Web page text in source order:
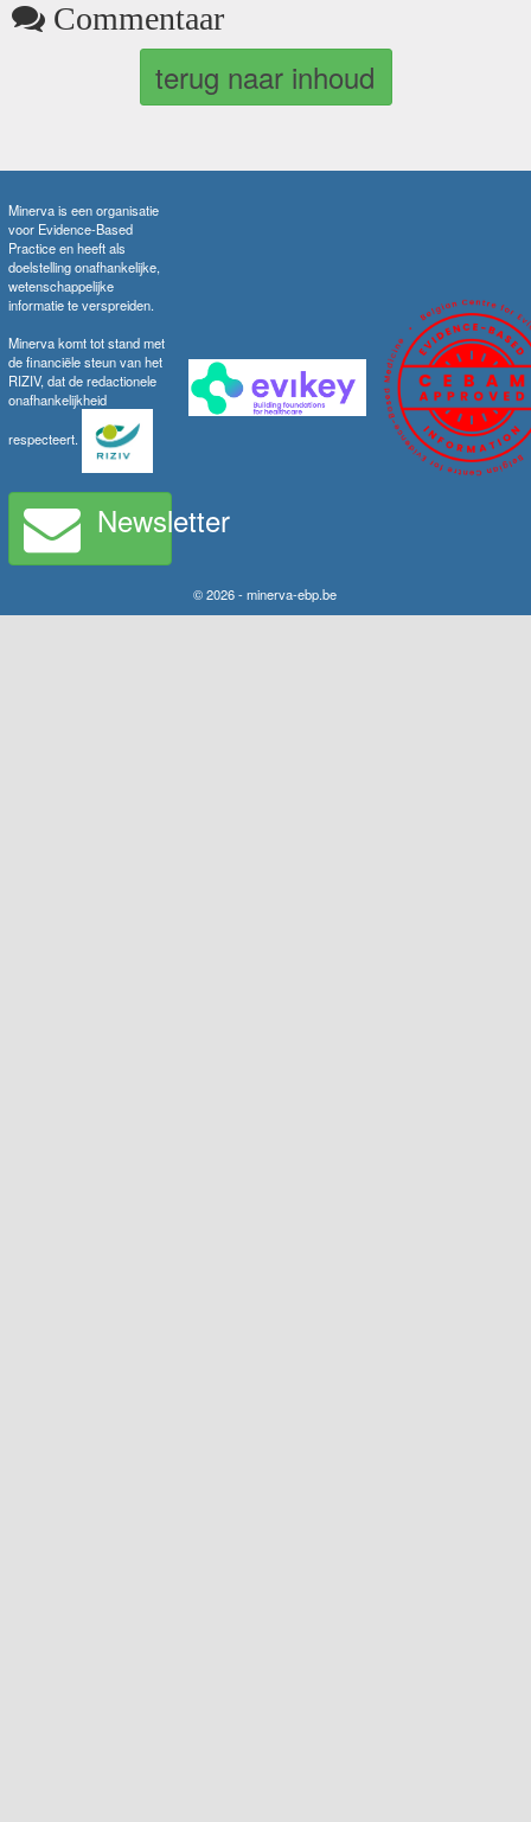
Commentaar
terug naar inhoud
Minerva is een organisatie
voor Evidence-Based
Practice en heeft als
doelstelling onafhankelijke,
wetenschappelijke
informatie te verspreiden.
Minerva komt tot stand met
de financiële steun van het
RIZIV, dat de redactionele
onafhankelijkheid
respecteert.
Newsletter
© 2026 - minerva-ebp.be